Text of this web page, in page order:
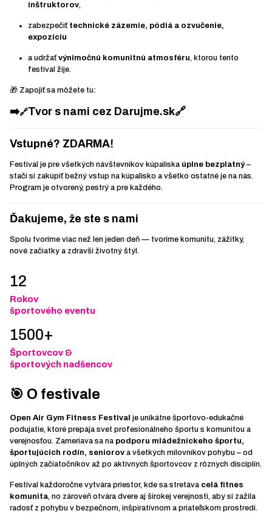
inštruktorov,
zabezpečiť technické zázemie, pódiá a ozvučenie,
expozíciu
a udržať výnimočnú komunitnú atmosféru, ktorou tento
festival žije.
🎁 Zapojiť sa môžete tu:
➡️🔗Tvor s nami cez Darujme.sk🔗
Vstupné? ZDARMA!
Festival je pre všetkých návštevníkov kúpaliska úplne bezplatný–
stačí si zakúpiť bežný vstup na kúpalisko a všetko ostatné je na nás.
Program je otvorený, pestrý a pre každého.
Ďakujeme, že ste s nami
Spolu tvoríme viac než len jeden deň — tvoríme komunitu, zážitky,
nové začiatky a zdravší životný štýl.
12
Rokov
športového eventu
1500+
Športovcov &
športových nadšencov
🎯 O festivale
Open Air Gym Fitness Festival je unikátne športovo-edukačné
podujatie, ktoré prepája svet profesionálneho športu s komunitou a
verejnosťou. Zameriava sa na podporu mládežníckeho športu,
športujúcich rodín, seniorov a všetkých milovníkov pohybu – od
úplných začiatočníkov až po aktívnych športovcov z rôznych disciplín.
Festival každoročne vytvára priestor, kde sa stretáva celá fitnes
komunita, no zároveň otvára dvere aj širokej verejnosti, aby si zažila
radosť z pohybu v bezpečnom, inšpiratívnom a priateľskom prostredí.